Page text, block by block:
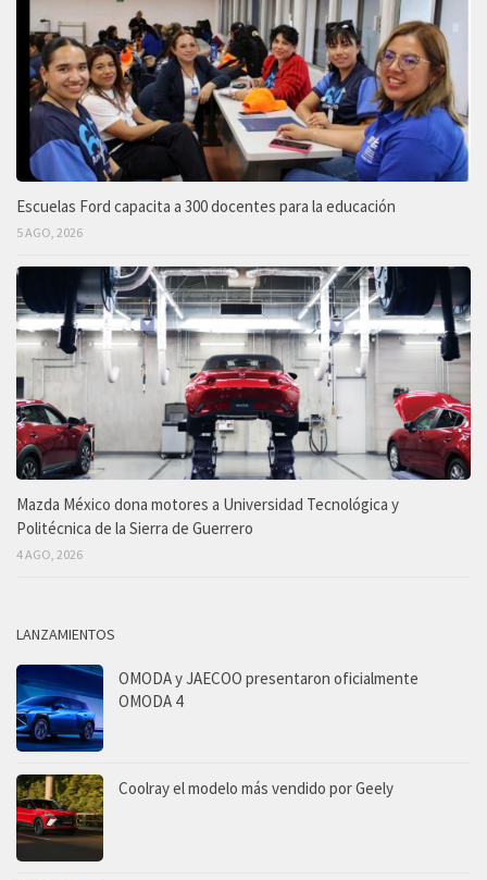
Escuelas Ford capacita a 300 docentes para la educación
5 AGO, 2026
Mazda México dona motores a Universidad Tecnológica y
Politécnica de la Sierra de Guerrero
4 AGO, 2026
LANZAMIENTOS
OMODA y JAECOO presentaron oficialmente
OMODA 4
Coolray el modelo más vendido por Geely